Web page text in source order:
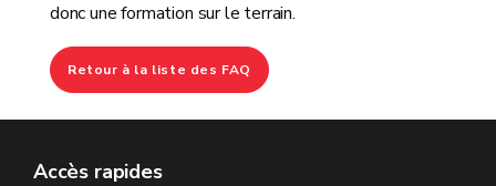
donc une formation sur le terrain.
Retour à la liste des FAQ
Accès rapides